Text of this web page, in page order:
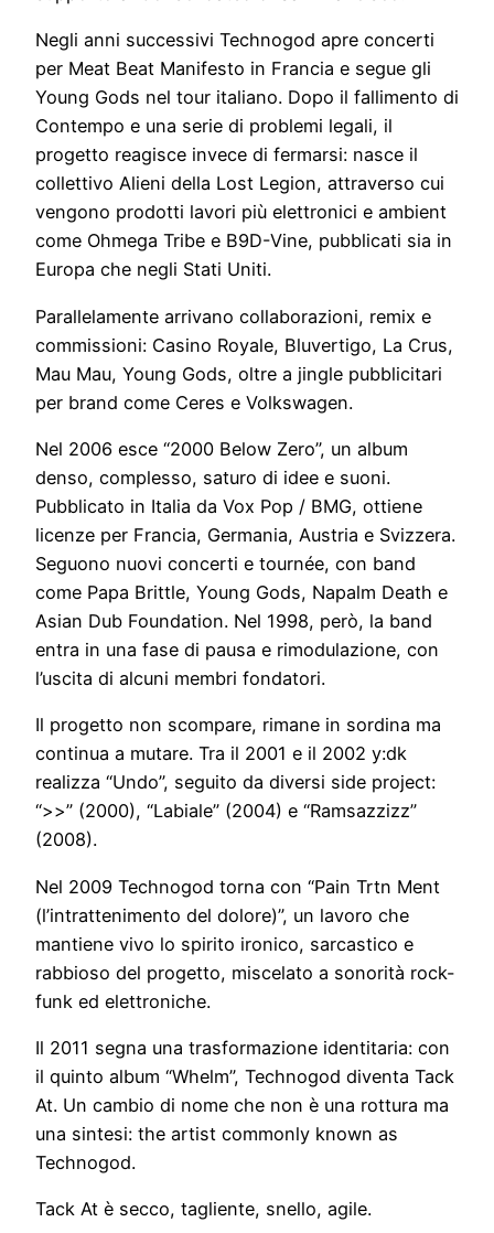
Negli anni successivi Technogod apre concerti
per Meat Beat Manifesto in Francia e segue gli
Young Gods nel tour italiano. Dopo il fallimento di
Contempo e una serie di problemi legali, il
progetto reagisce invece di fermarsi: nasce il
collettivo Alieni della Lost Legion, attraverso cui
vengono prodotti lavori più elettronici e ambient
come Ohmega Tribe e B9D-Vine, pubblicati sia in
Europa che negli Stati Uniti.
Parallelamente arrivano collaborazioni, remix e
commissioni: Casino Royale, Bluvertigo, La Crus,
Mau Mau, Young Gods, oltre a jingle pubblicitari
per brand come Ceres e Volkswagen.
Nel 2006 esce “2000 Below Zero”, un album
denso, complesso, saturo di idee e suoni.
Pubblicato in Italia da Vox Pop / BMG, ottiene
licenze per Francia, Germania, Austria e Svizzera.
Seguono nuovi concerti e tournée, con band
come Papa Brittle, Young Gods, Napalm Death e
Asian Dub Foundation. Nel 1998, però, la band
entra in una fase di pausa e rimodulazione, con
l’uscita di alcuni membri fondatori.
Il progetto non scompare, rimane in sordina ma
continua a mutare. Tra il 2001 e il 2002 y:dk
realizza “Undo”, seguito da diversi side project:
“>>” (2000), “Labiale” (2004) e “Ramsazzizz”
(2008).
Nel 2009 Technogod torna con “Pain Trtn Ment
(l’intrattenimento del dolore)”, un lavoro che
mantiene vivo lo spirito ironico, sarcastico e
rabbioso del progetto, miscelato a sonorità rock-
funk ed elettroniche.
Il 2011 segna una trasformazione identitaria: con
il quinto album “Whelm”, Technogod diventa Tack
At. Un cambio di nome che non è una rottura ma
una sintesi: the artist commonly known as
Technogod.
Tack At è secco, tagliente, snello, agile.